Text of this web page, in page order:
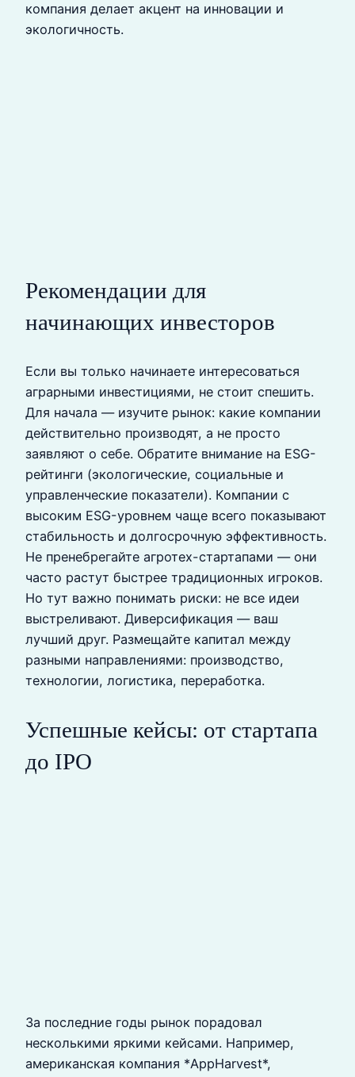
компания делает акцент на инновации и
экологичность.
Рекомендации для
начинающих инвесторов
Если вы только начинаете интересоваться
аграрными инвестициями, не стоит спешить.
Для начала — изучите рынок: какие компании
действительно производят, а не просто
заявляют о себе. Обратите внимание на ESG-
рейтинги (экологические, социальные и
управленческие показатели). Компании с
высоким ESG-уровнем чаще всего показывают
стабильность и долгосрочную эффективность.
Не пренебрегайте агротех-стартапами — они
часто растут быстрее традиционных игроков.
Но тут важно понимать риски: не все идеи
выстреливают. Диверсификация — ваш
лучший друг. Размещайте капитал между
разными направлениями: производство,
технологии, логистика, переработка.
Успешные кейсы: от стартапа
до IPO
За последние годы рынок порадовал
несколькими яркими кейсами. Например,
американская компания *AppHarvest*,